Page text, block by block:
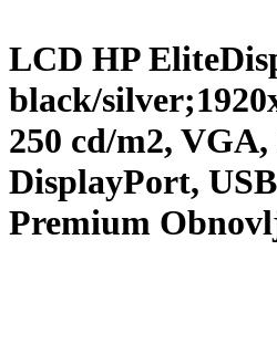
LCD HP
black/
250 cd/m2,
DisplayPort,
Premium